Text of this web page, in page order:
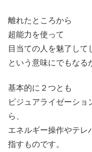
離れたところから
超能力を使って
目当ての人を魅了して
という意味にでもなる
基本的に２つとも
ビジュアライゼーシ
ら、
エネルギー操作やテレ
指すものです。